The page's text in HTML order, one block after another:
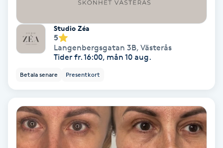
Nageltrång
Naglar reparation
Studio Zéa
5
Langenbergsgatan 3B, Västerås
Tider fr. 16:00, mån 10 aug.
Betala senare Presentkort